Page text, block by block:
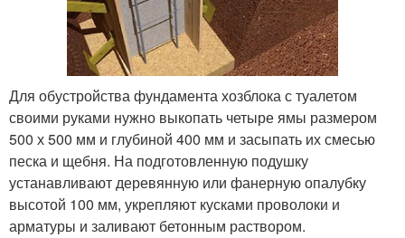
Для обустройства фундамента хозблока с туалетом
своими руками нужно выкопать четыре ямы размером
500 х 500 мм и глубиной 400 мм и засыпать их смесью
песка и щебня. На подготовленную подушку
устанавливают деревянную или фанерную опалубку
высотой 100 мм, укрепляют кусками проволоки и
арматуры и заливают бетонным раствором.